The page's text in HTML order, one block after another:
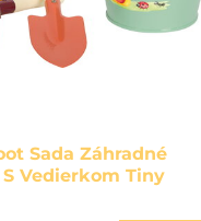
Sada Záhradné
Vedierkom Tiny